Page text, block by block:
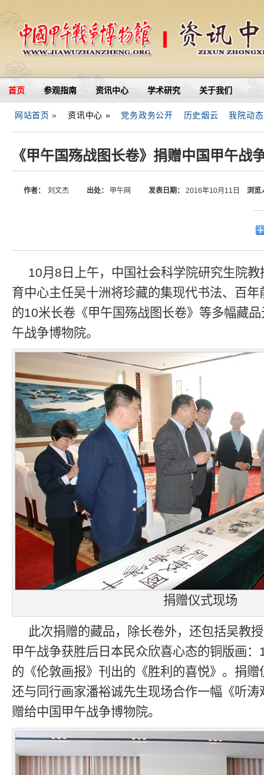
首页 参观指南 资讯中心 学术研究 关于我们
网站首页 » 资讯中心 » 党务政务公开 历史烟云 我院动态
《甲午国殇战图长卷》捐赠中国甲午战
作者： 刘文杰 出处： 甲午网 发表日期： 2016年10月11日 浏览
10月8日上午，中国社会科学院研究生院
育中心主任吴十洲将珍藏的集现代书法、百
的10米长卷《甲午国殇战图长卷》等多幅藏
午战争博物院。
捐赠仪式现场
此次捐赠的藏品，除长卷外，还包括吴教
甲午战争获胜后日本民众欣喜心态的铜版画
的《伦敦画报》刊出的《胜利的喜悦》。捐
还与同行画家潘裕诚先生现场合作一幅《听
赠给中国甲午战争博物院。